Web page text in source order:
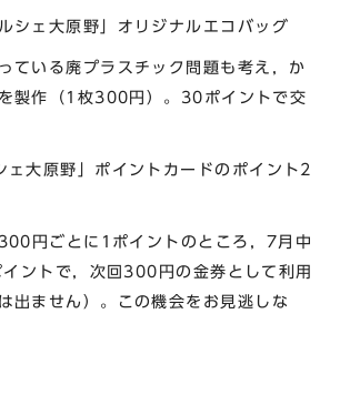
シェ大原野」オリジナルエコバッグ
いる廃プラスチック問題も考え，か
製作（1枚300円）。30ポイントで交
大原野」ポイントカードのポイント2
円ごとに1ポイントのところ，7月中
ントで，次回300円の金券として利用
出ません）。この機会をお見逃しな